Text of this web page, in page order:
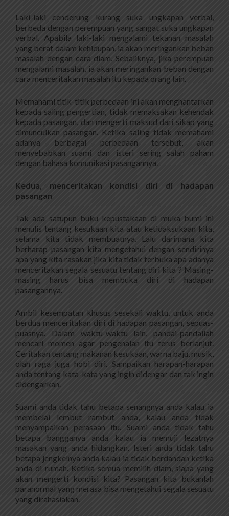
Laki-laki cenderung kurang suka ungkapan verbal,
berbeda dengan perempuan yang sangat suka ungkapan
verbal. Apabila laki-laki mengalami tekanan masalah
yang berat dalam kehidupan, ia akan meringankan beban
masalah dengan cara diam. Sebaliknya, jika perempuan
mengalami masalah, ia akan meringankan beban dengan
cara menceritakan masalah itu kepada orang lain.
Memahami titik-titik perbedaan ini akan menghantarkan
kepada saling pengertian, tidak memaksakan kehendak
kepada pasangan, dan mengerti maksud dari sikap yang
dimunculkan pasangan. Ketika saling tidak memahami
adanya berbagai perbedaan tersebut, akan
menyebabkan suami dan isteri sering salah paham
dengan bahasa komunikasi pasangannya.
Kedua, menceritakan kondisi diri di hadapan
pasangan
Tak ada satupun buku kepustakaan di muka bumi ini
menulis tentang kesukaan kita atau ketidaksukaan kita,
selama kita tidak membuatnya. Lalu darimana kita
berharap pasangan kita mengetahui dengan sendirinya
apa yang kita rasakan jika kita tidak terbuka apa adanya
menceritakan segala sesuatu tentang diri kita ? Masing-
masing harus bisa membuka diri di hadapan
pasangannya.
Ambil kesempatan khusus sesekali waktu, untuk anda
berdua menceritakan diri di hadapan pasangan, sepuas-
puasnya. Dalam waktu-waktu lain, pandai-pandailah
mencari momen agar pengenalan itu terus berlanjut.
Ceritakan tentang makanan kesukaan, warna baju, musik,
olah raga juga hobi diri. Sampaikan harapan-harapan
anda tentang kata-kata yang ingin didengar dan tak ingin
didengarkan.
Suami anda tidak tahu betapa senangnya anda kalau ia
membelai lembut rambut anda, kalau anda tidak
menyampaikan perasaan itu. Suami anda tidak tahu
betapa bangganya anda kalau ia memuji lezatnya
masakan yang anda hidangkan. Isteri anda tidak tahu
betapa jengkelnya anda kalau ia tidak berdandan ketika
anda di rumah. Ketika semua memilih diam, siapa yang
akan mengerti kondisi kita? Pasangan kita bukanlah
paranormal yang merasa bisa mengetahui segala sesuatu
yang dirahasiakan.